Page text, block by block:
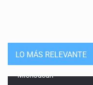
LO MÁS RELEVANTE